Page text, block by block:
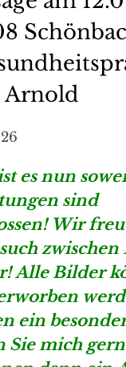
in
Arnold
es nun
sind
Wir
zwischen
Alle Bilder
ein
Sie mich